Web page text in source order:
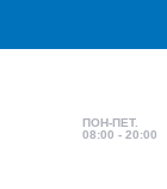
ПОН-ПЕТ.
08:00 - 20:00